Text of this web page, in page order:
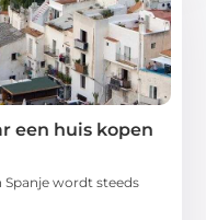
een huis kopen
Spanje wordt steeds